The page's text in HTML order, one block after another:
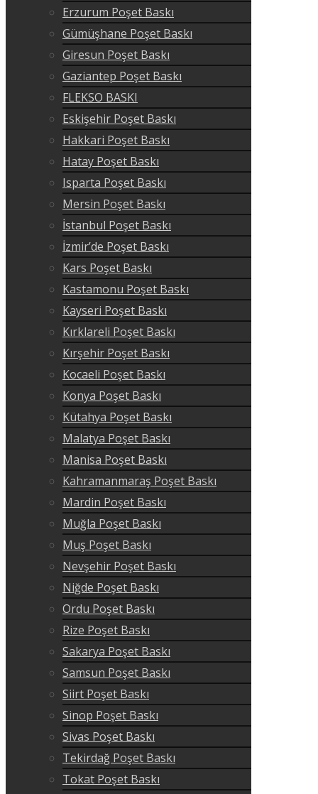
Erzurum Poşet Baskı
Gümüşhane Poşet Baskı
Giresun Poşet Baskı
Gaziantep Poşet Baskı
FLEKSO BASKI
Eskişehir Poşet Baskı
Hakkari Poşet Baskı
Hatay Poşet Baskı
Isparta Poşet Baskı
Mersin Poşet Baskı
İstanbul Poşet Baskı
İzmir’de Poşet Baskı
Kars Poşet Baskı
Kastamonu Poşet Baskı
Kayseri Poşet Baskı
Kırklareli Poşet Baskı
Kırşehir Poşet Baskı
Kocaeli Poşet Baskı
Konya Poşet Baskı
Kütahya Poşet Baskı
Malatya Poşet Baskı
Manisa Poşet Baskı
Kahramanmaraş Poşet Baskı
Mardin Poşet Baskı
Muğla Poşet Baskı
Muş Poşet Baskı
Nevşehir Poşet Baskı
Niğde Poşet Baskı
Ordu Poşet Baskı
Rize Poşet Baskı
Sakarya Poşet Baskı
Samsun Poşet Baskı
Siirt Poşet Baskı
Sinop Poşet Baskı
Sivas Poşet Baskı
Tekirdağ Poşet Baskı
Tokat Poşet Baskı